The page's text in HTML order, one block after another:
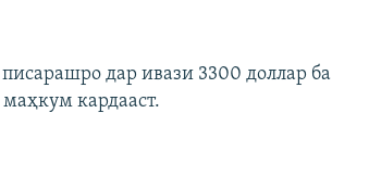
дар ивази 3300 доллар ба
кардааст.